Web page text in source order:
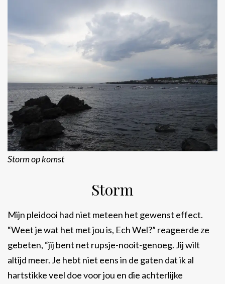
Storm op komst
Storm
Mijn pleidooi had niet meteen het gewenst effect.
“Weet je wat het met jou is, Ech Wel?” reageerde ze
gebeten, “jij bent net rupsje-nooit-genoeg. Jij wilt
altijd meer. Je hebt niet eens in de gaten dat ik al
hartstikke veel doe voor jou en die achterlijke